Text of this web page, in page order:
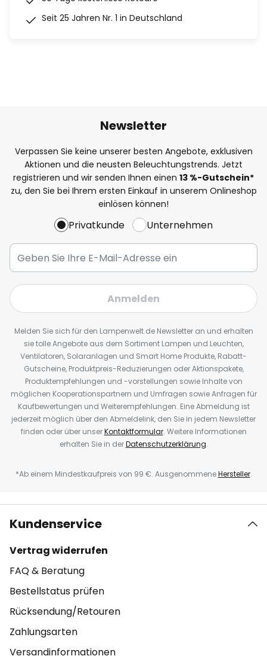
Seit 25 Jahren Nr. 1 in Deutschland
Newsletter
Verpassen Sie keine unserer besten Angebote, exklusiven
Aktionen und die neusten Beleuchtungstrends. Jetzt
registrieren und wir senden Ihnen einen 13 %-Gutschein*
zu, den Sie bei Ihrem ersten Einkauf in unserem Onlineshop
einlösen können!
Privatkunde Unternehmen
Anmelden
Melden Sie sich für den Lampenwelt.de Newsletter an und erhalten
sie tolle Angebote aus dem Sortiment Lampen und Leuchten,
Ventilatoren, Solaranlagen und Smart Home Produkte, Rabatt-
Gutscheine, Produktpreis-Reduzierungen oder Aktionspakete,
Produktempfehlungen und -vorstellungen sowie Inhalte von
möglichen Kooperationspartnern und Umfragen sowie Anfragen für
Kaufbewertungen und Weiterempfehlungen. Eine Abmeldung ist
jederzeit möglich über den Abmeldelink, den Sie in jedem Newsletter
finden oder über unserKontaktformular. Weitere Informationen
erhalten Sie in derDatenschutzerklärung.
*Ab einem Mindestkaufpreis von 99 €. AusgenommeneHersteller.
Kundenservice
Vertrag widerrufen
FAQ & Beratung
Bestellstatus prüfen
Rücksendung/Retouren
Zahlungsarten
Versandinformationen